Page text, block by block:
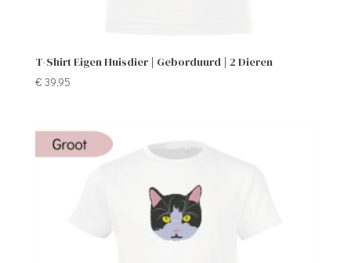
T-Shirt Eigen Huisdier | Geborduurd | 2 Dieren
€ 39,95